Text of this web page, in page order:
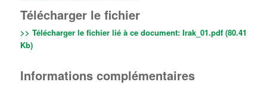
Télécharger le fichier
>> Télécharger le fichier lié à ce document: Irak_01.pdf (80.41
Kb)
Informations complémentaires